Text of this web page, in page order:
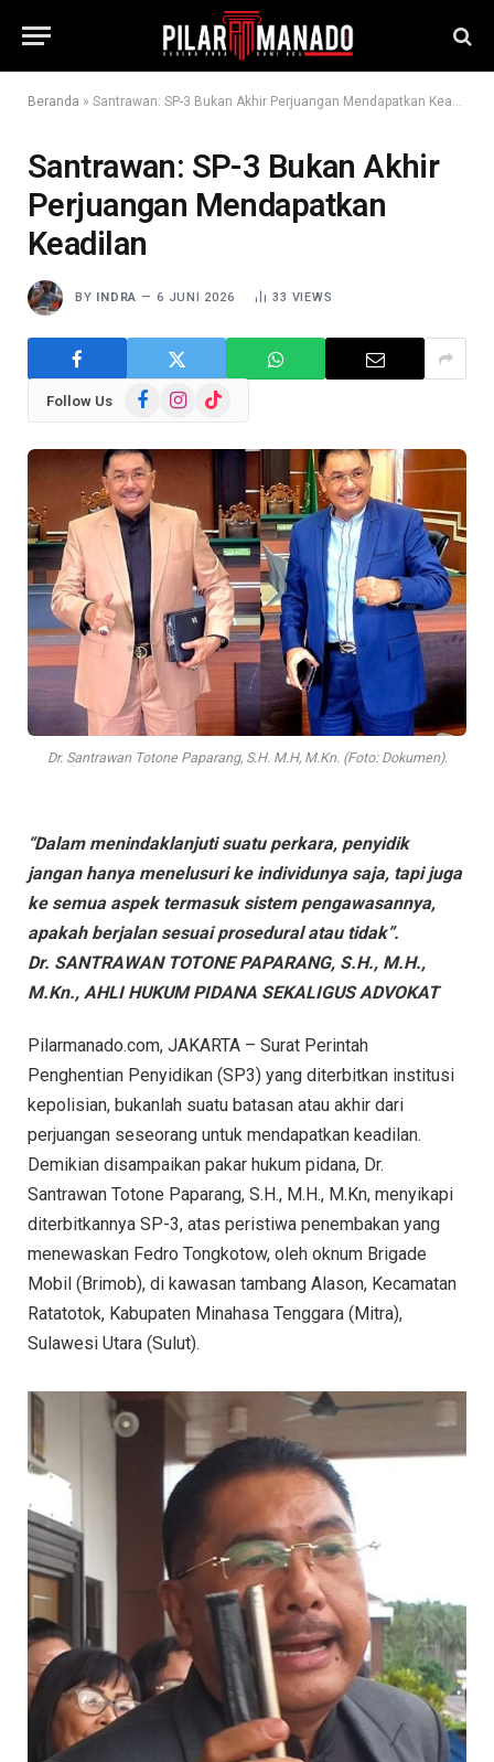
Beranda » Santrawan: SP-3 Bukan Akhir Perjuangan Mendapatkan Keadilan
Santrawan: SP-3 Bukan Akhir
Perjuangan Mendapatkan
Keadilan
BY INDRA 6 JUNI 2026 33 VIEWS
Follow Us FacebookInstagram
TikTok
Dr. Santrawan Totone Paparang, S.H. M.H, M.Kn. (Foto: Dokumen).
“Dalam menindaklanjuti suatu perkara, penyidik
jangan hanya menelusuri ke individunya saja, tapi juga
ke semua aspek termasuk sistem pengawasannya,
apakah berjalan sesuai prosedural atau tidak”.
Dr. SANTRAWAN TOTONE PAPARANG, S.H., M.H.,
M.Kn., AHLI HUKUM PIDANA SEKALIGUS ADVOKAT
Pilarmanado.com, JAKARTA – Surat Perintah
Penghentian Penyidikan (SP3) yang diterbitkan institusi
kepolisian, bukanlah suatu batasan atau akhir dari
perjuangan seseorang untuk mendapatkan keadilan.
Demikian disampaikan pakar hukum pidana, Dr.
Santrawan Totone Paparang, S.H., M.H., M.Kn, menyikapi
diterbitkannya SP-3, atas peristiwa penembakan yang
menewaskan Fedro Tongkotow, oleh oknum Brigade
Mobil (Brimob), di kawasan tambang Alason, Kecamatan
Ratatotok, Kabupaten Minahasa Tenggara (Mitra),
Sulawesi Utara (Sulut).